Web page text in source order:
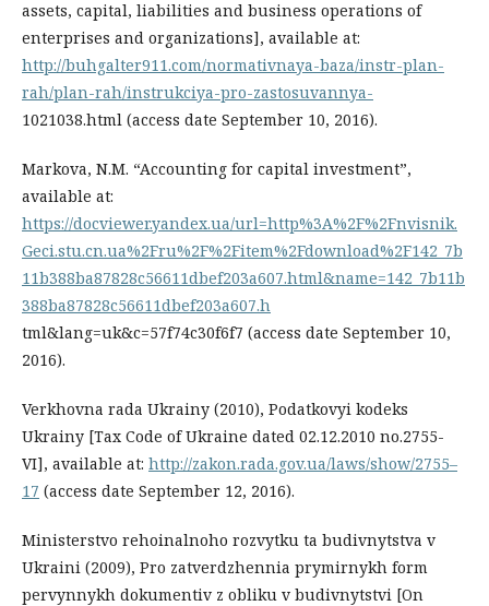
assets, capital, liabilities and business operations of
enterprises and organizations], available at:
http://buhgalter911.com/normativnaya-baza/instr-plan-
rah/plan-rah/instrukciya-pro-zastosuvannya-
1021038.html (access date September 10, 2016).
Markova, N.M. “Accounting for capital investment”,
available at:
https://docviewer.yandex.ua/url=http%3A%2F%2Fnvisnik.
Geci.stu.cn.ua%2Fru%2F%2Fitem%2Fdownload%2F142_7b
11b388ba87828c56611dbef203a607.html&name=142_7b11b
388ba87828c56611dbef203a607.h
tml&lang=uk&c=57f74c30f6f7 (access date September 10,
2016).
Verkhovna rada Ukrainy (2010), Podatkovyi kodeks
Ukrainy [Tax Code of Ukraine dated 02.12.2010 no.2755-
VI], available at: http://zakon.rada.gov.ua/laws/show/2755–
17 (access date September 12, 2016).
Ministerstvo rehoinalnoho rozvytku ta budivnytstva v
Ukraini (2009), Pro zatverdzhennia prymirnykh form
pervynnykh dokumentiv z obliku v budivnytstvi [On